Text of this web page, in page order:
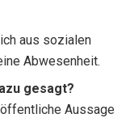
aus sozialen
Abwesenheit.
gesagt?
Aussage